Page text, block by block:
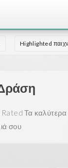
Highlighted
Τα καλύτερα
σου